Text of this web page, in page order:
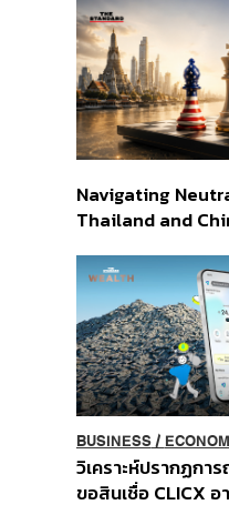
ส่วนยุทธศาสตร์ไท
อินโดนีเซีย
Navigating
Thailand and
Order
BUSINESS/
วิเคราะห์ปรากฏกา
ขอสินเชื่อ CLICX อ